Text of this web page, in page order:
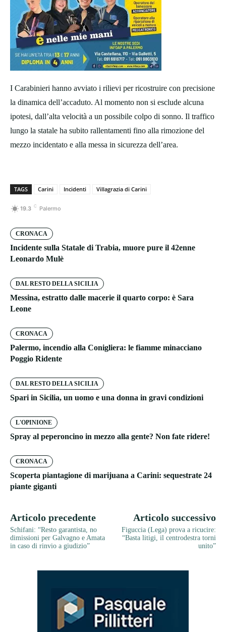
I Carabinieri hanno avviato i rilievi per ricostruire con precisione
la dinamica dell’accaduto. Al momento non si esclude alcuna
ipotesi, dall’alta velocità a un possibile colpo di sonno. Il traffico
lungo la statale ha subito rallentamenti fino alla rimozione del
mezzo incidentato e alla messa in sicurezza dell’area.
TAGS Carini Incidenti Villagrazia di Carini
19.3 C Palermo
CRONACA
Incidente sulla Statale di Trabia, muore pure il 42enne
Leonardo Mulè
DAL RESTO DELLA SICILIA
Messina, estratto dalle macerie il quarto corpo: è Sara
Leone
CRONACA
Palermo, incendio alla Conigliera: le fiamme minacciano
Poggio Ridente
DAL RESTO DELLA SICILIA
Spari in Sicilia, un uomo e una donna in gravi condizioni
L'OPINIONE
Spray al peperoncino in mezzo alla gente? Non fate ridere!
CRONACA
Scoperta piantagione di marijuana a Carini: sequestrate 24
piante giganti
Articolo precedente
Schifani: “Resto garantista, no
dimissioni per Galvagno e Amata
in caso di rinvio a giudizio”
Articolo successivo
Figuccia (Lega) prova a ricucire:
“Basta litigi, il centrodestra torni
unito”